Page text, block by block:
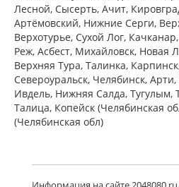
Лесной, Сысерть, Ачит,
Артёмовский, Нижние Cерги,
Верхотурье, Сухой Лог,
Реж, Асбест, Михайловск, Новая
Верхняя Тура, Талинка,
Североуральск, Челябинск,
Ивдель, Нижняя Салда, Тугулым,
Талица, Копейск (Челябинская
(Челябинская обл)